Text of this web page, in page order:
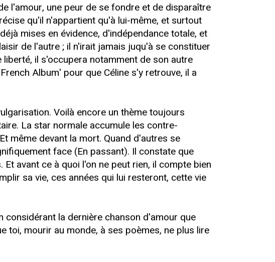
l'amour, une peur de se fondre et de disparaître
qu'il n'appartient qu'à lui-même, et surtout
mises en évidence, d'indépendance totale, et
de l'autre ; il n'irait jamais juqu'à se constituer
il s'occupera notamment de son autre
Album' pour que Céline s'y retrouve, il a
Voilà encore un thème toujours
La star normale accumule les contre-
même devant la mort. Quand d'autres se
face (En passant). Il constate que
avant ce à quoi l'on ne peut rien, il compte bien
sa vie, ces années qui lui resteront, cette vie
la dernière chanson d'amour que
toi, mourir au monde, à ses poèmes, ne plus lire